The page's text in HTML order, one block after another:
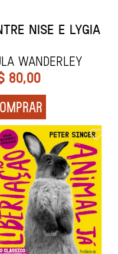
NISE E LYGIA
Wanderley
80,00